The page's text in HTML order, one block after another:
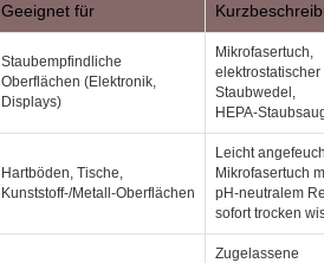
Geeignet für
Staubempfindliche
Oberflächen (Elektronik,
Displays)
Mikrofasertuch,
elektrostatischer
Staubwedel,
Hartböden, Tische,
Kunststoff‑/Metall‑Oberflächen
Leicht
Mikrofasertuch
pH‑neutralem
sofort trocken
Zugelassene